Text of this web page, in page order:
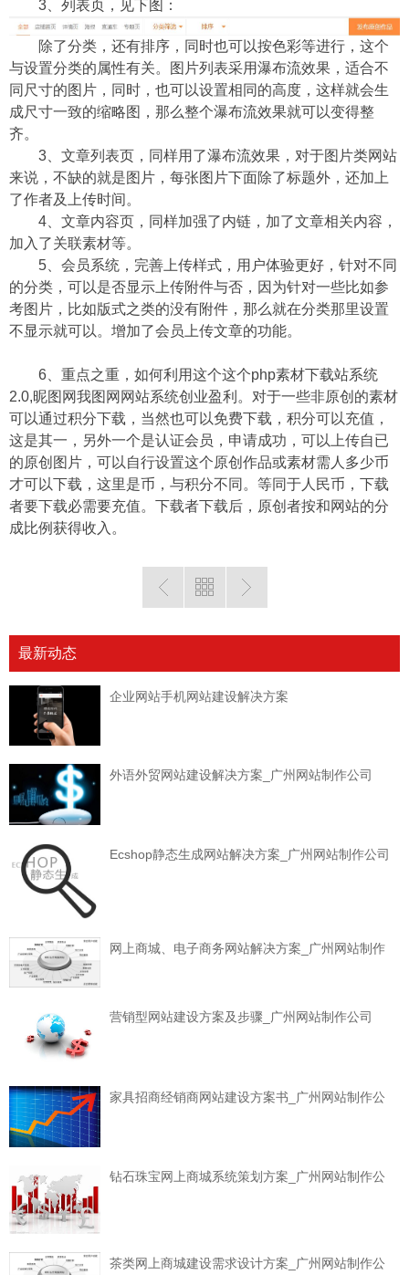
3、列表页，见下图：
除了分类，还有排序，同时也可以按色彩等进行，这个
与设置分类的属性有关。图片列表采用瀑布流效果，适合不
同尺寸的图片，同时，也可以设置相同的高度，这样就会生
成尺寸一致的缩略图，那么整个瀑布流效果就可以变得整
齐。
3、文章列表页，同样用了瀑布流效果，对于图片类网站
来说，不缺的就是图片，每张图片下面除了标题外，还加上
了作者及上传时间。
4、文章内容页，同样加强了内链，加了文章相关内容，
加入了关联素材等。
5、会员系统，完善上传样式，用户体验更好，针对不同
的分类，可以是否显示上传附件与否，因为针对一些比如参
考图片，比如版式之类的没有附件，那么就在分类那里设置
不显示就可以。增加了会员上传文章的功能。
6、重点之重，如何利用这个这个php素材下载站系统
2.0,昵图网我图网网站系统创业盈利。对于一些非原创的素材
可以通过积分下载，当然也可以免费下载，积分可以充值，
这是其一，另外一个是认证会员，申请成功，可以上传自已
的原创图片，可以自行设置这个原创作品或素材需人多少币
才可以下载，这里是币，与积分不同。等同于人民币，下载
者要下载必需要充值。下载者下载后，原创者按和网站的分
成比例获得收入。
最新动态
企业网站手机网站建设解决方案
外语外贸网站建设解决方案_广州网站制作公司
Ecshop静态生成网站解决方案_广州网站制作公司
网上商城、电子商务网站解决方案_广州网站制作
营销型网站建设方案及步骤_广州网站制作公司
家具招商经销商网站建设方案书_广州网站制作公
钻石珠宝网上商城系统策划方案_广州网站制作公
茶类网上商城建设需求设计方案_广州网站制作公